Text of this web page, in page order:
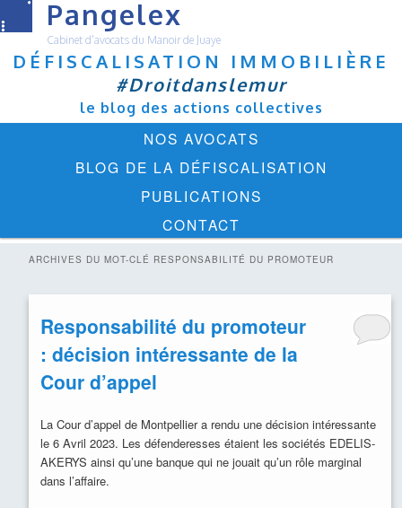
Pangelex
Cabinet d'avocats du Manoir de Juaye
DÉFISCALISATION IMMOBILIÈRE
#Droitdanslemur
le blog des actions collectives
NOS AVOCATS
BLOG DE LA DÉFISCALISATION
PUBLICATIONS
CONTACT
ARCHIVES DU MOT-CLÉ RESPONSABILITÉ DU PROMOTEUR
Responsabilité du promoteur
: décision intéressante de la
Cour d’appel
La Cour d’appel de Montpellier a rendu une décision intéressante
le 6 Avril 2023. Les défenderesses étaient les sociétés EDELIS-
AKERYS ainsi qu’une banque qui ne jouait qu’un rôle marginal
dans l’affaire.